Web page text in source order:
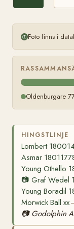
Foto finns i
Oldenburgare
HINGSTLINJE
Lombert
Asmar
Young Othello
📷 Graf Wedel
Young Boradil
Morwick Ball xx
📷 Godolphin